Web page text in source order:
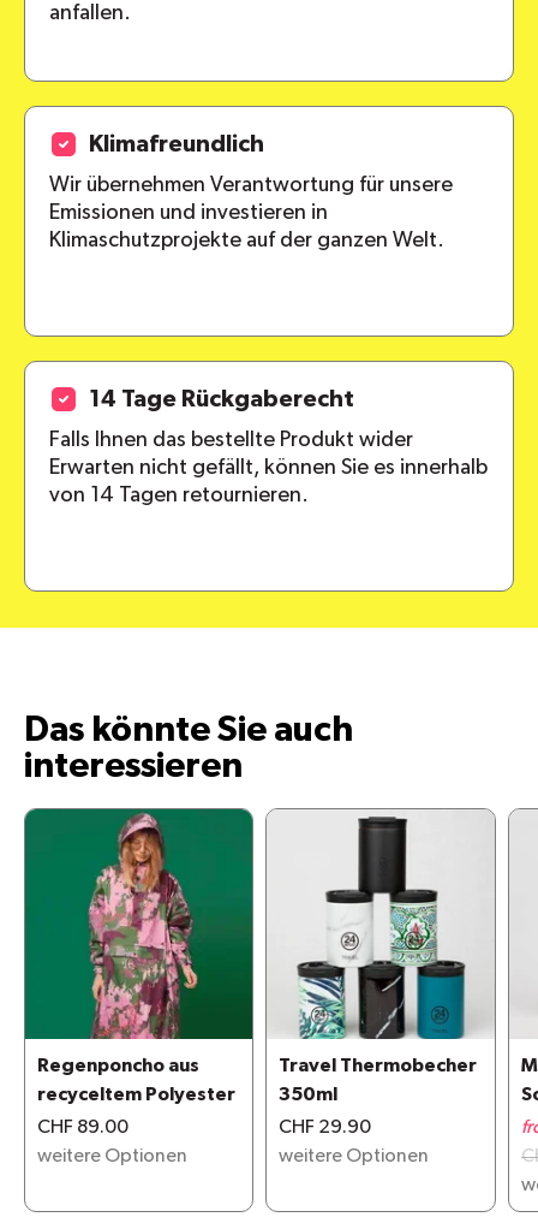
anfallen.
Klimafreundlich
Wir übernehmen Verantwortung für unsere
Emissionen und investieren in
Klimaschutzprojekte auf der ganzen Welt.
14 Tage Rückgaberecht
Falls Ihnen das bestellte Produkt wider
Erwarten nicht gefällt, können Sie es innerhalb
von 14 Tagen retournieren.
Das könnte Sie auch
interessieren
Regenponcho aus
recyceltem Polyester
CHF 89.00
weitere Optionen
Travel Thermobecher
350ml
CHF 29.90
weitere Optionen